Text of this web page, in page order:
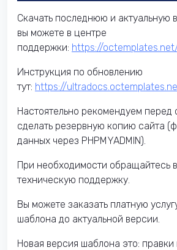
Скачать последнюю и актуальную
вы можете в центре
поддержки: https://
Инструкция по обновлению
тут: https://
Настоятельно рекомендуем перед
сделать резервную копию сайта
данных через PHPMYADMIN).
При необходимости обращайтесь
техническую поддержку.
Вы можете заказать платную
шаблона до актуальной версии.
Новая версия шаблона это: правки